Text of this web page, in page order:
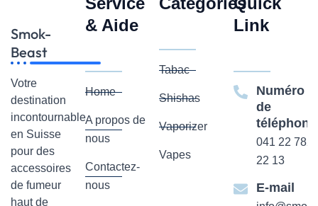
Smok-
Beast
Votre
destination
incontournable
en Suisse
pour des
accessoires
de fumeur
haut de
& Aide
Home
A propos de
nous
Contactez-
nous
Tabac
Shishas
Vaporizer
Vapes
Link
Numéro
de
téléphone
041 22 782
22 13
E-mail